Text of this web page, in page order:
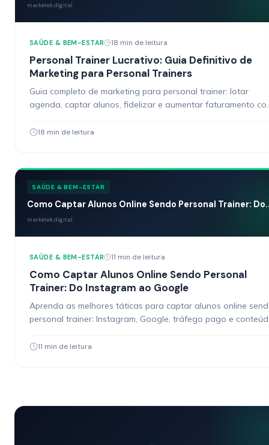
marketek.digital
SAÚDE & BEM-ESTAR 18 min de leitura
Personal Trainer Lucrativo: Guia Definitivo de
Marketing para Personal Trainers
Guia completo de marketing para personal trainer: lotar
agenda, captar alunos, fidelizar e aumentar faturamento
18 min de leitura
SAÚDE & BEM-ESTAR
Como Captar Alunos Online Sendo Personal Trainer:
marketek.digital
SAÚDE & BEM-ESTAR 11 min de leitura
Como Captar Alunos Online Sendo Personal
Trainer: Do Instagram ao Google
Aprenda as melhores táticas para captar alunos online
personal trainer: Instagram, Google, tráfego pago e
11 min de leitura